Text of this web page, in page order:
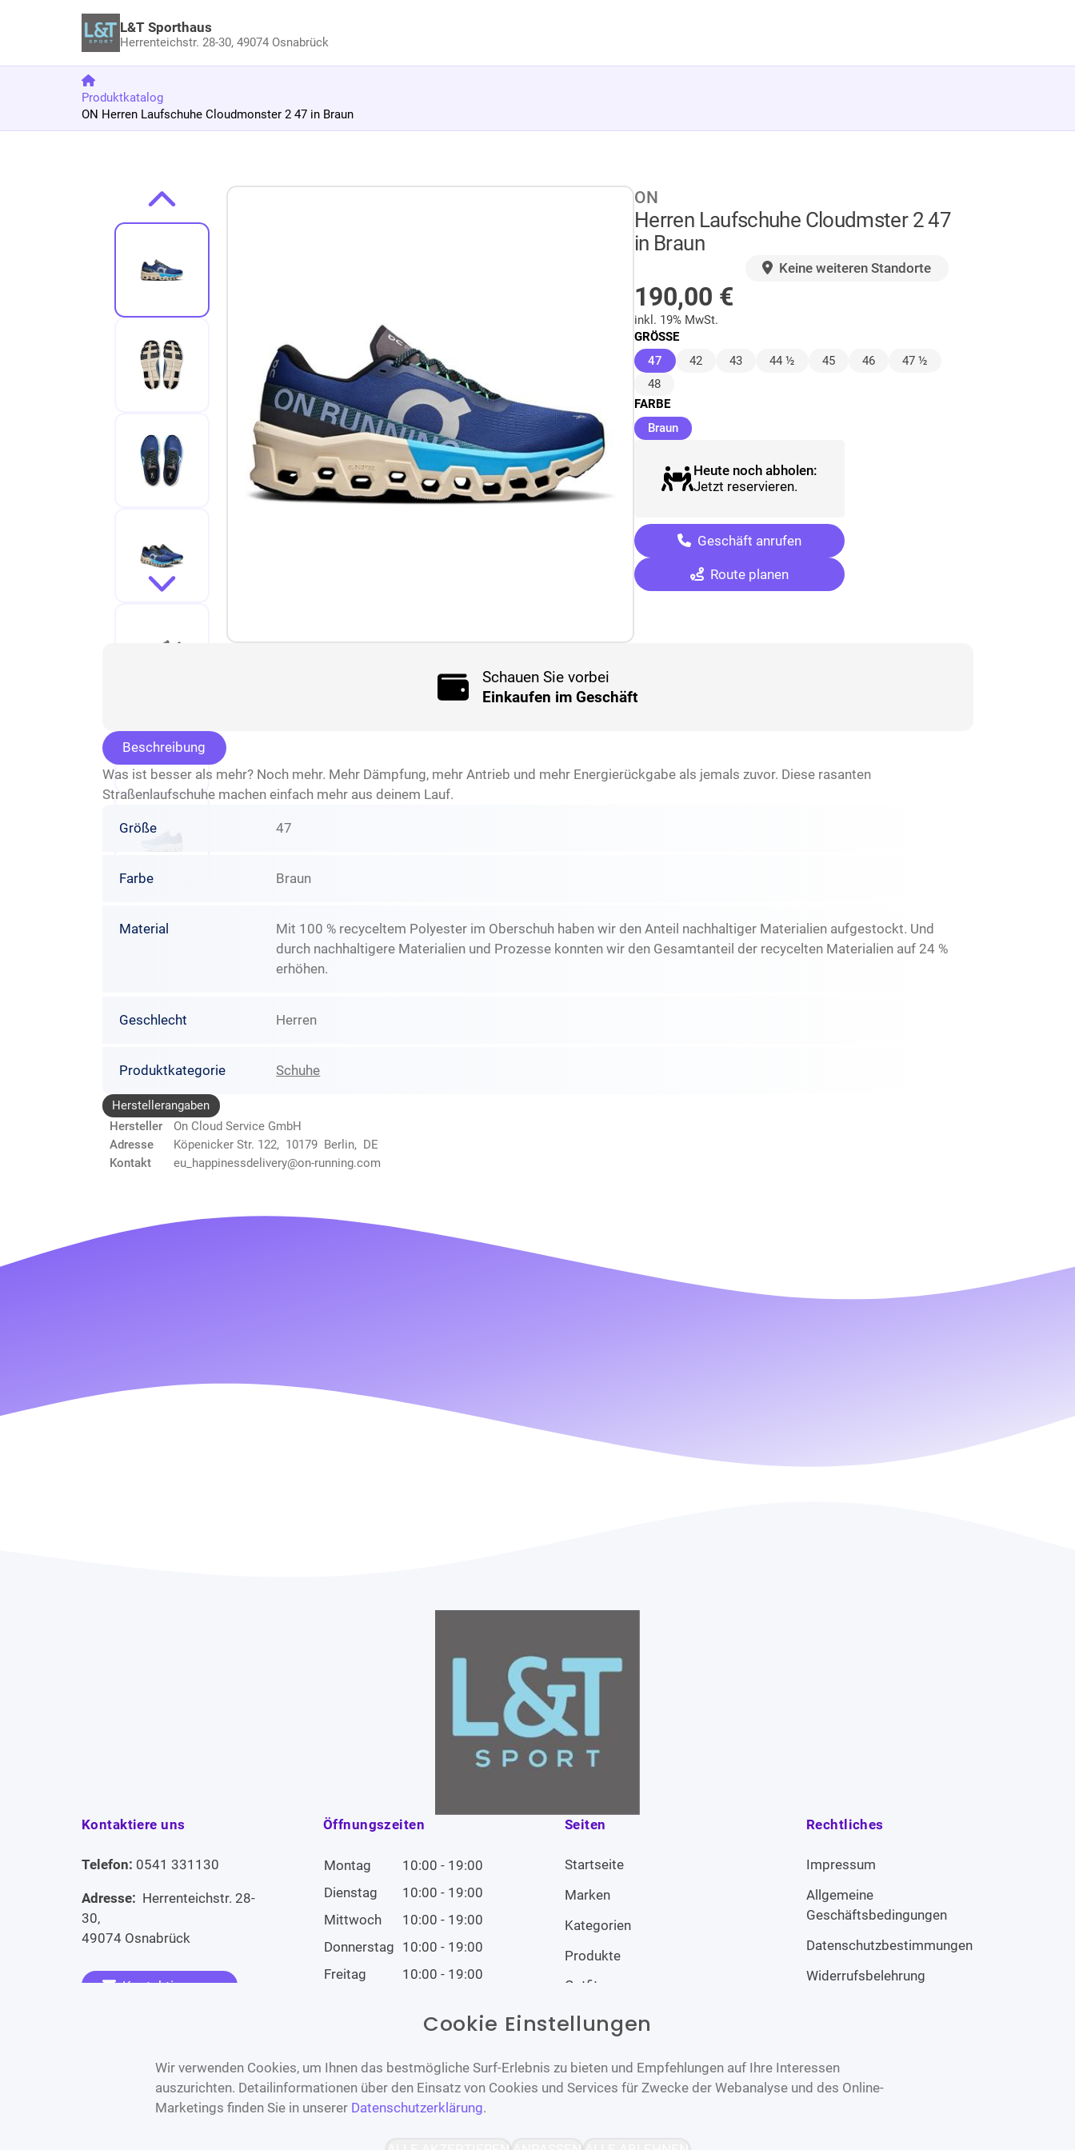
L&T Sporthaus
Herrenteichstr. 28-30,49074 Osnabrück
Produktkatalog
ON Herren Laufschuhe Cloudmonster 2 47 in Braun
Zur Produktbeschreibung springen ON
Herren Laufschuhe Cloudmster 2 47
in Braun
Keine weiteren Standorte
190,00 €
inkl. 19% MwSt.
GRÖSSE
47 (ausgewählt)
42 43 44 ½ 45 46
47 ½
48
FARBE
Braun(ausgewählt)
Heute noch abholen:
Jetzt reservieren.
Geschäft anrufen
Route planen
Schauen Sie vorbei
Einkaufen im Geschäft
Beschreibung
Was ist besser als mehr? Noch mehr. Mehr Dämpfung, mehr Antrieb und mehr Energierückgabe als jemals zuvor. Diese rasanten
Straßenlaufschuhe machen einfach mehr aus deinem Lauf.
Größe 47
Farbe Braun
Material
Mit 100 % recyceltem Polyester im Oberschuh haben wir den Anteil nachhaltiger Materialien aufgestockt. Und
durch nachhaltigere Materialien und Prozesse konnten wir den Gesamtanteil der recycelten Materialien auf 24 %
erhöhen.
Geschlecht Herren
Produktkategorie Schuhe
Herstellerangaben
Hersteller
On Cloud Service GmbH
Adresse
Köpenicker Str. 122, 10179 Berlin, DE
Kontakt
eu_happinessdelivery@on-running.com
Kontaktiere uns
Telefon: 0541 331130
Adresse: Herrenteichstr. 28-
30,
49074 Osnabrück
Kontaktiere uns
Öffnungszeiten
Montag
10:00 - 19:00
Dienstag
10:00 - 19:00
Mittwoch
10:00 - 19:00
Donnerstag 10:00 - 19:00
Freitag
10:00 - 19:00
Geschlossen
Seiten
Startseite
Marken
Kategorien
Produkte
Outfits
Rechtliches
Impressum
Allgemeine
Geschäftsbedingungen
Datenschutzbestimmungen
Widerrufsbelehrung
Bereitgestellt von
Cookie Einstellungen
Wir verwenden Cookies, um Ihnen das bestmögliche Surf-Erlebnis zu bieten und Empfehlungen auf Ihre Interessen
auszurichten. Detailinformationen über den Einsatz von Cookies und Services für Zwecke der Webanalyse und des Online-
Marketings finden Sie in unserer Datenschutzerklärung.